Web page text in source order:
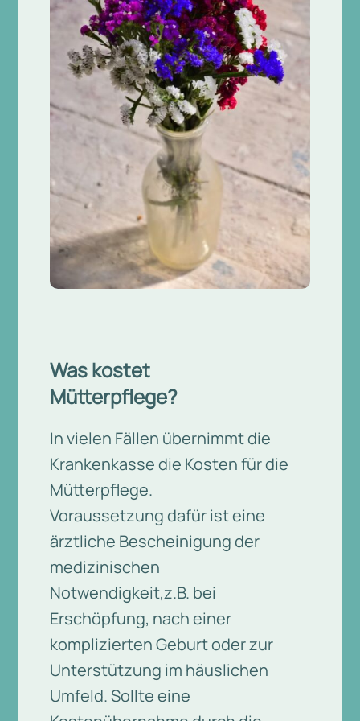
Was kostet
Mütterpflege?
In vielen Fällen übernimmt die
Krankenkasse die Kosten für die
Mütterpflege.
Voraussetzung dafür ist eine
ärztliche Bescheinigung der
medizinischen
Notwendigkeit,z.B. bei
Erschöpfung, nach einer
komplizierten Geburt oder zur
Unterstützung im häuslichen
Umfeld. Sollte eine